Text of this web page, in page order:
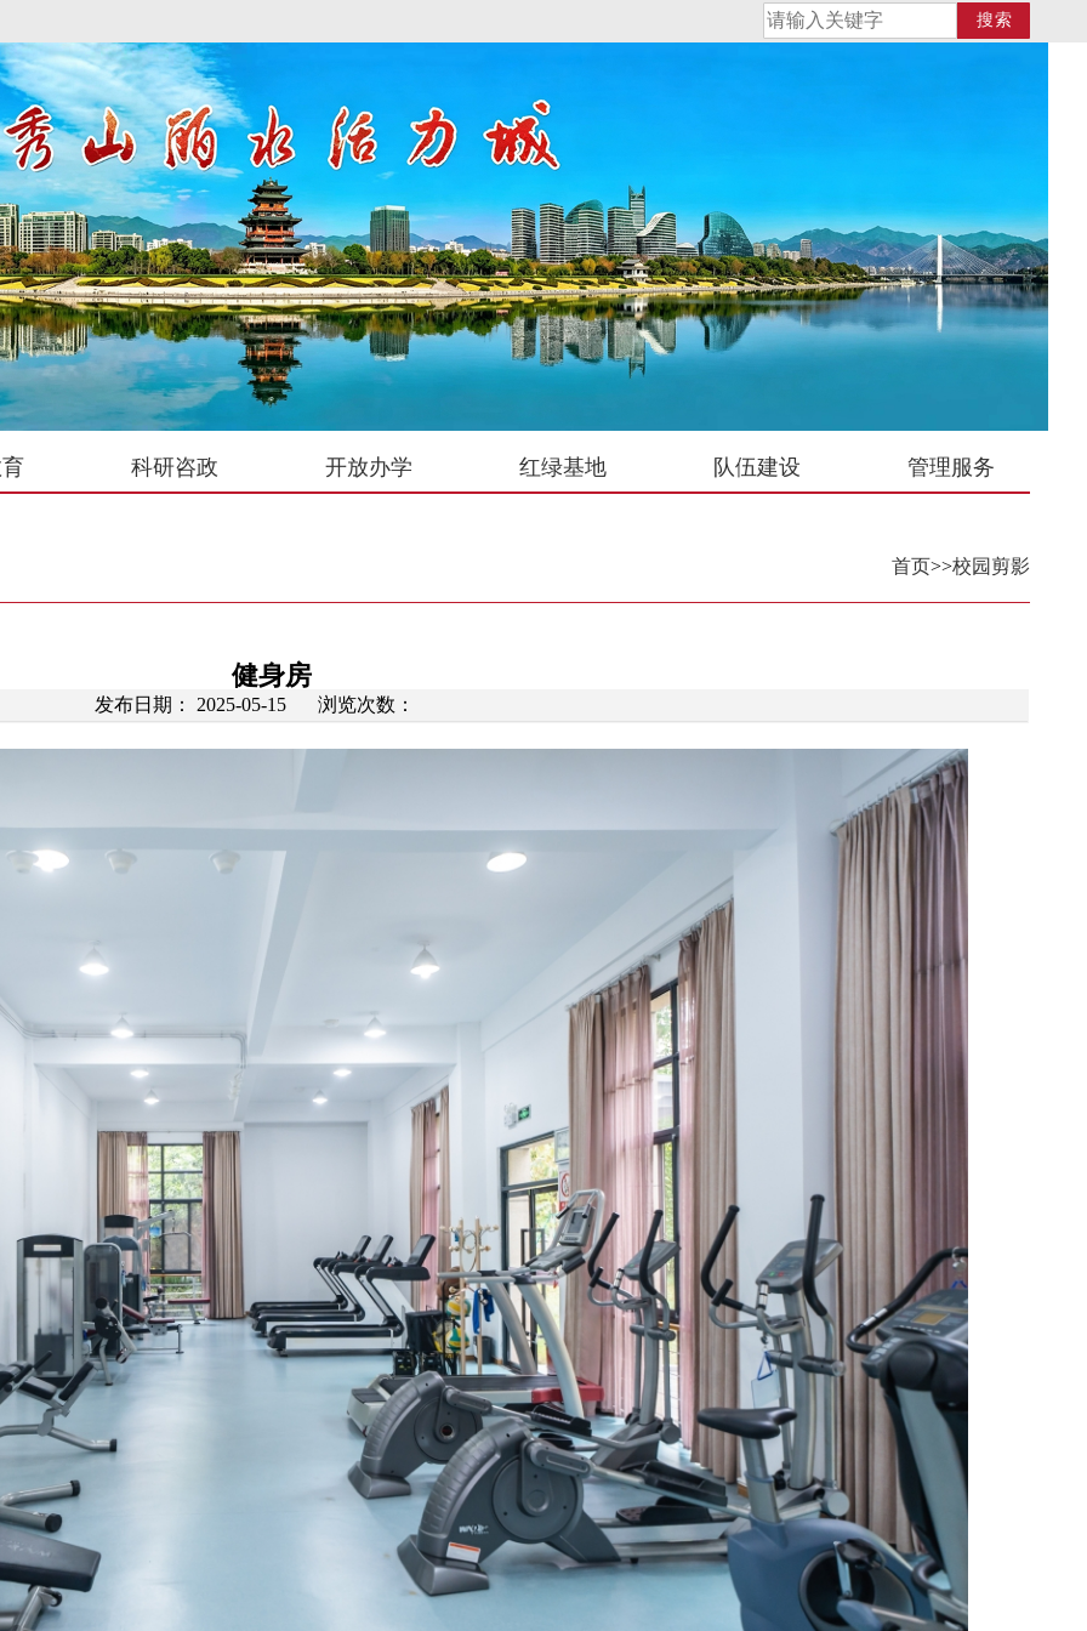
搜索
科研咨政 开放办学 红绿基地 队伍建设 管理服务
首页>>校园剪影
健身房
发布日期： 2025-05-15 浏览次数：